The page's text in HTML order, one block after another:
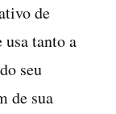
de
tanto a
seu
de sua